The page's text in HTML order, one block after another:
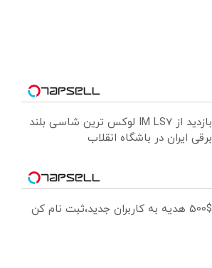
بازدید از IM LS7 لوکس ترین شاسی بلند
برقی ایران در باشگاه انقلاب
500$ هدیه به کاربران جدید،ثبت نام کن